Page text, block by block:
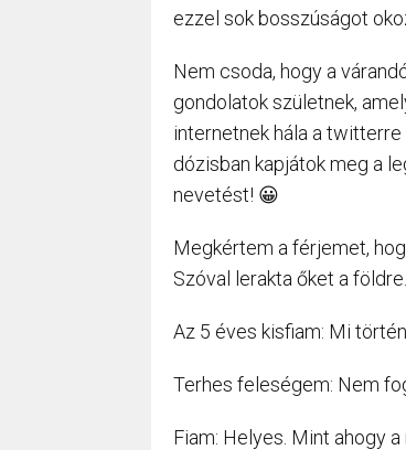
ezzel sok bosszúságot
Nem csoda, hogy a
gondolatok születnek,
internetnek hála a
dózisban kapjátok meg a
nevetést! 😀
Megkértem a férjemet,
Szóval lerakta őket a földre.
Az 5 éves kisfiam: Mi
Terhes feleségem: Nem
Fiam: Helyes. Mint ahogy